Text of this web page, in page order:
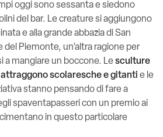
oggi sono sessanta e siedono
del bar. Le creature si aggiungono
e alla grande abbazia di San
del Piemonte, un’altra ragione per
a mangiare un boccone. Lesculture
scolaresche e gitanti e le
stanno pensando di fare a
spaventapasseri con un premio ai
in questo particolare